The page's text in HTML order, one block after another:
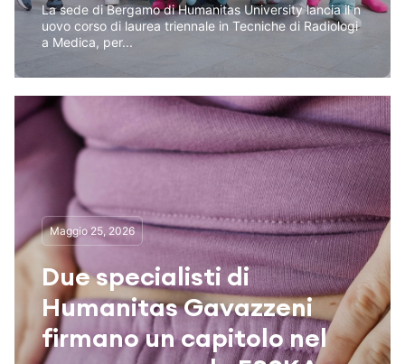
La sede di Bergamo di Humanitas University lancia il n
uovo corso di laurea triennale in Tecniche di Radiologi
a Medica, per...
Maggio 25, 2026
Due specialisti di
Humanitas Gavazzeni
firmano un capitolo nel